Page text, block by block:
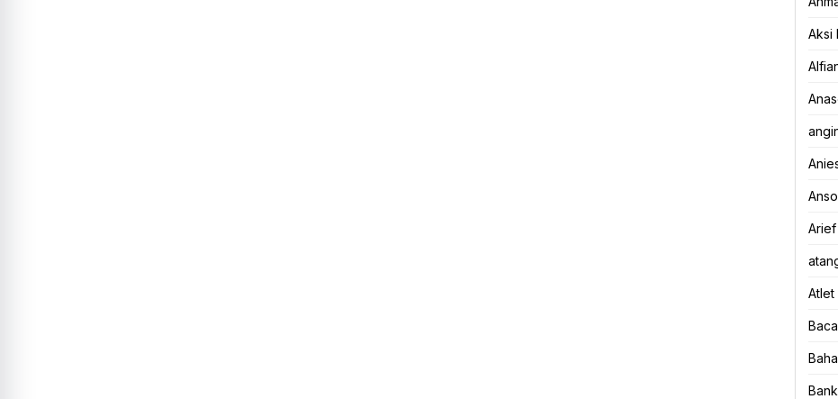
Aksi
Arief
Atlet